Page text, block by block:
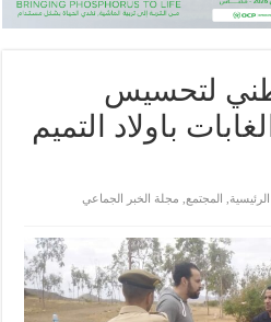
لتحسيس
باولاد التميم
الرئيسية المجتمع
مجلة الخبر الجماعي